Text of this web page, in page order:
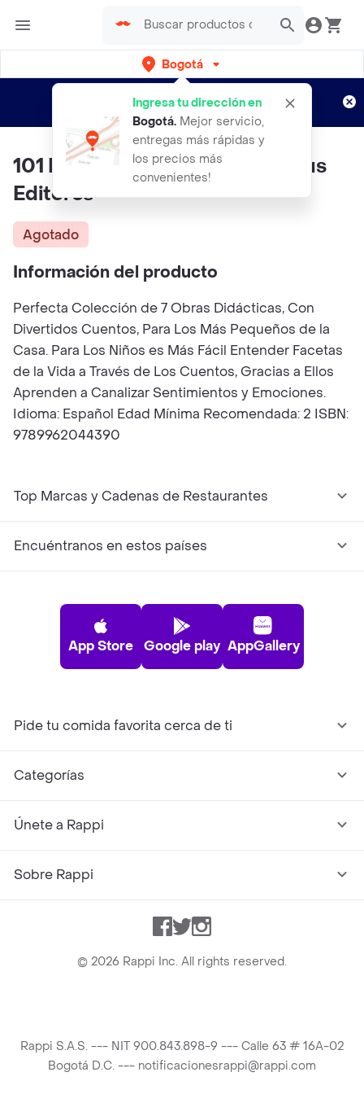
Bogotá
Ingresa tu dirección en
Bogotá. Mejor servicio,
entregas más rápidas y
los precios más
convenientes!
envíos gratis por semanas
Aplican TyC
101 Historias Encantadas - Lexus
Editores
Agotado
Información del producto
Perfecta Colección de 7 Obras Didácticas, Con
Divertidos Cuentos, Para Los Más Pequeños de la
Casa. Para Los Niños es Más Fácil Entender Facetas
de la Vida a Través de Los Cuentos, Gracias a Ellos
Aprenden a Canalizar Sentimientos y Emociones.
Idioma: Español Edad Mínima Recomendada: 2 ISBN:
9789962044390
Top Marcas y Cadenas de Restaurantes
Encuéntranos en estos países
App Store Google play AppGallery
Pide tu comida favorita cerca de ti
Categorías
Únete a Rappi
Sobre Rappi
Facebook
TwitterInstagram
© 2026 Rappi Inc. All rights reserved.
Rappi S.A.S. --- NIT 900.843.898-9 --- Calle 63 # 16A-02
Bogotá D.C. --- notificacionesrappi@rappi.com